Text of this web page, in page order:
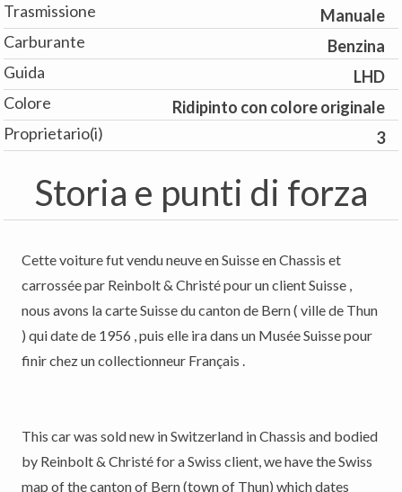
Trasmissione
Manuale
Carburante
Benzina
Guida
LHD
Colore
Ridipinto con colore originale
Proprietario(i)
3
Storia e punti di forza
Cette voiture fut vendu neuve en Suisse en Chassis et
carrossée par Reinbolt & Christé pour un client Suisse ,
nous avons la carte Suisse du canton de Bern ( ville de Thun
) qui date de 1956 , puis elle ira dans un Musée Suisse pour
finir chez un collectionneur Français .
This car was sold new in Switzerland in Chassis and bodied
by Reinbolt & Christé for a Swiss client, we have the Swiss
map of the canton of Bern (town of Thun) which dates